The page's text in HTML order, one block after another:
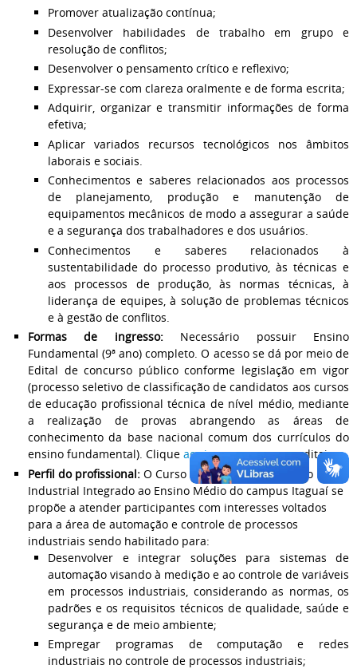
Promover atualização contínua;
Desenvolver habilidades de trabalho em grupo e
resolução de conflitos;
Desenvolver o pensamento crítico e reflexivo;
Expressar-se com clareza oralmente e de forma escrita;
Adquirir, organizar e transmitir informações de forma
efetiva;
Aplicar variados recursos tecnológicos nos âmbitos
laborais e sociais.
Conhecimentos e saberes relacionados aos processos
de planejamento, produção e manutenção de
equipamentos mecânicos de modo a assegurar a saúde
e a segurança dos trabalhadores e dos usuários.
Conhecimentos e saberes relacionados à
sustentabilidade do processo produtivo, às técnicas e
aos processos de produção, às normas técnicas, à
liderança de equipes, à solução de problemas técnicos
e à gestão de conflitos.
Formas de ingresso:Necessário possuir Ensino
Fundamental (9ª ano) completo. O acesso se dá por meio de
Edital de concurso público conforme legislação em vigor
(processo seletivo de classificação de candidatos aos cursos
de educação profissional técnica de nível médio, mediante
a realização de provas abrangendo as áreas de
conhecimento da base nacional comum dos currículos do
ensino fundamental). Clique aquipara acessar os editais.
Perfil do profissional: O Curso Técnico em Automação
Industrial Integrado ao Ensino Médio do campus Itaguaí se
propõe a atender participantes com interesses voltados
para a área de automação e controle de processos
industriais sendo habilitado para:
Desenvolver e integrar soluções para sistemas de
automação visando à medição e ao controle de variáveis
em processos industriais, considerando as normas, os
padrões e os requisitos técnicos de qualidade, saúde e
segurança e de meio ambiente;
Empregar programas de computação e redes
industriais no controle de processos industriais;